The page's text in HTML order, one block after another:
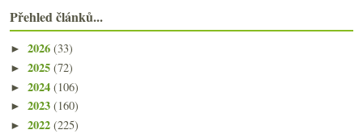
Přehled článků...
► 2026 (33)
► 2025 (72)
► 2024 (106)
► 2023 (160)
► 2022 (225)